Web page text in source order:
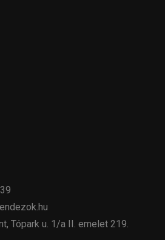
Tópark u. 1/a II. emelet 219.